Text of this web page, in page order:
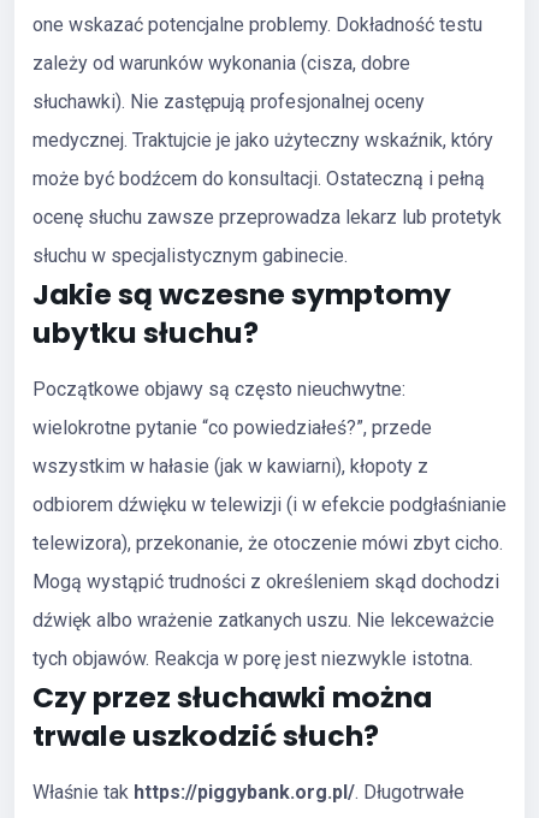
one wskazać potencjalne problemy. Dokładność testu
zależy od warunków wykonania (cisza, dobre
słuchawki). Nie zastępują profesjonalnej oceny
medycznej. Traktujcie je jako użyteczny wskaźnik, który
może być bodźcem do konsultacji. Ostateczną i pełną
ocenę słuchu zawsze przeprowadza lekarz lub protetyk
słuchu w specjalistycznym gabinecie.
Jakie są wczesne symptomy
ubytku słuchu?
Początkowe objawy są często nieuchwytne:
wielokrotne pytanie “co powiedziałeś?”, przede
wszystkim w hałasie (jak w kawiarni), kłopoty z
odbiorem dźwięku w telewizji (i w efekcie podgłaśnianie
telewizora), przekonanie, że otoczenie mówi zbyt cicho.
Mogą wystąpić trudności z określeniem skąd dochodzi
dźwięk albo wrażenie zatkanych uszu. Nie lekceważcie
tych objawów. Reakcja w porę jest niezwykle istotna.
Czy przez słuchawki można
trwale uszkodzić słuch?
Właśnie tak https://piggybank.org.pl/. Długotrwałe